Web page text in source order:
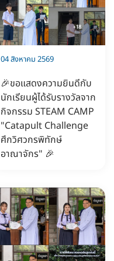
04 สิงหาคม 2569
🎉ขอแสดงความยินดีกับ
นักเรียนผู้ได้รับรางวัลจาก
กิจกรรม STEAM CAMP
"Catapult Challenge
ศึกวิศวกรพิทักษ์
อาณาจักร" 🎉